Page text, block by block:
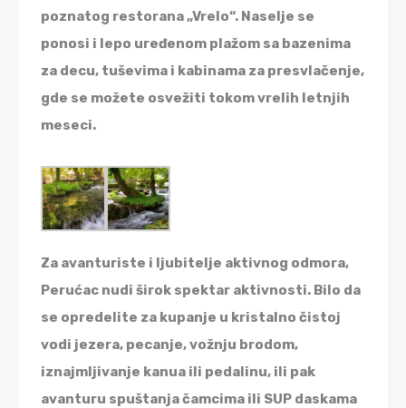
poznatog restorana „Vrelo“. Naselje se
ponosi i lepo uređenom plažom sa bazenima
za decu, tuševima i kabinama za presvlačenje,
gde se možete osvežiti tokom vrelih letnjih
meseci.
Za avanturiste i ljubitelje aktivnog odmora,
Perućac nudi širok spektar aktivnosti. Bilo da
se opredelite za kupanje u kristalno čistoj
vodi jezera, pecanje, vožnju brodom,
iznajmljivanje kanua ili pedalinu, ili pak
avanturu spuštanja čamcima ili SUP daskama